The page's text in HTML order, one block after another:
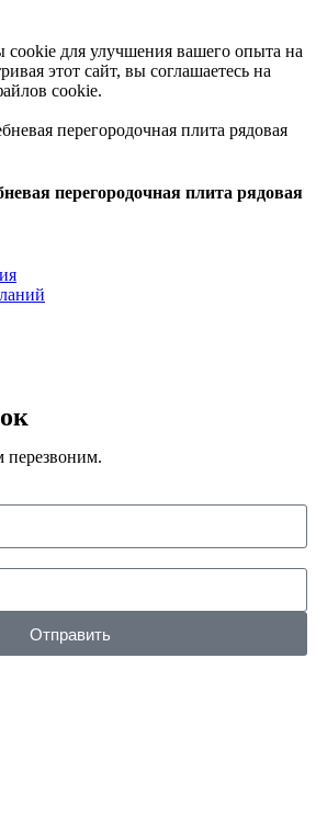
для улучшения вашего опыта на
этот сайт, вы соглашаетесь на
cookie.
перегородочная плита рядовая
перезвоним.
Отправить